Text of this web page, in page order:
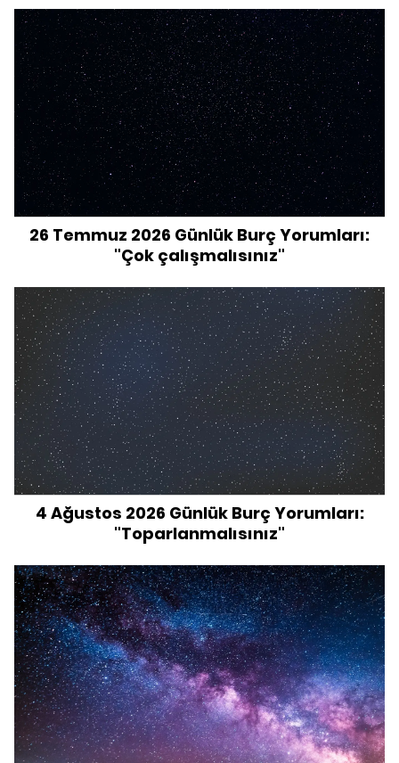
26 Temmuz 2026 Günlük Burç Yorumları:
"Çok çalışmalısınız"
4 Ağustos 2026 Günlük Burç Yorumları:
"Toparlanmalısınız"